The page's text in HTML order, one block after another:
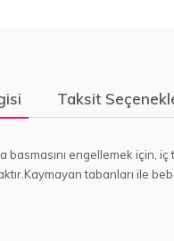
Taksit
basmasını engellemek
tabanları ile